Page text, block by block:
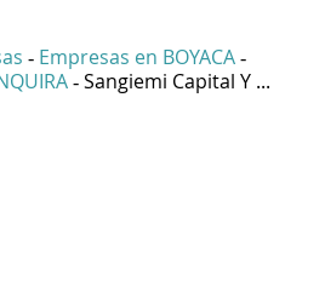
- Empresas en BOYACA -
- Sangiemi Capital Y ...